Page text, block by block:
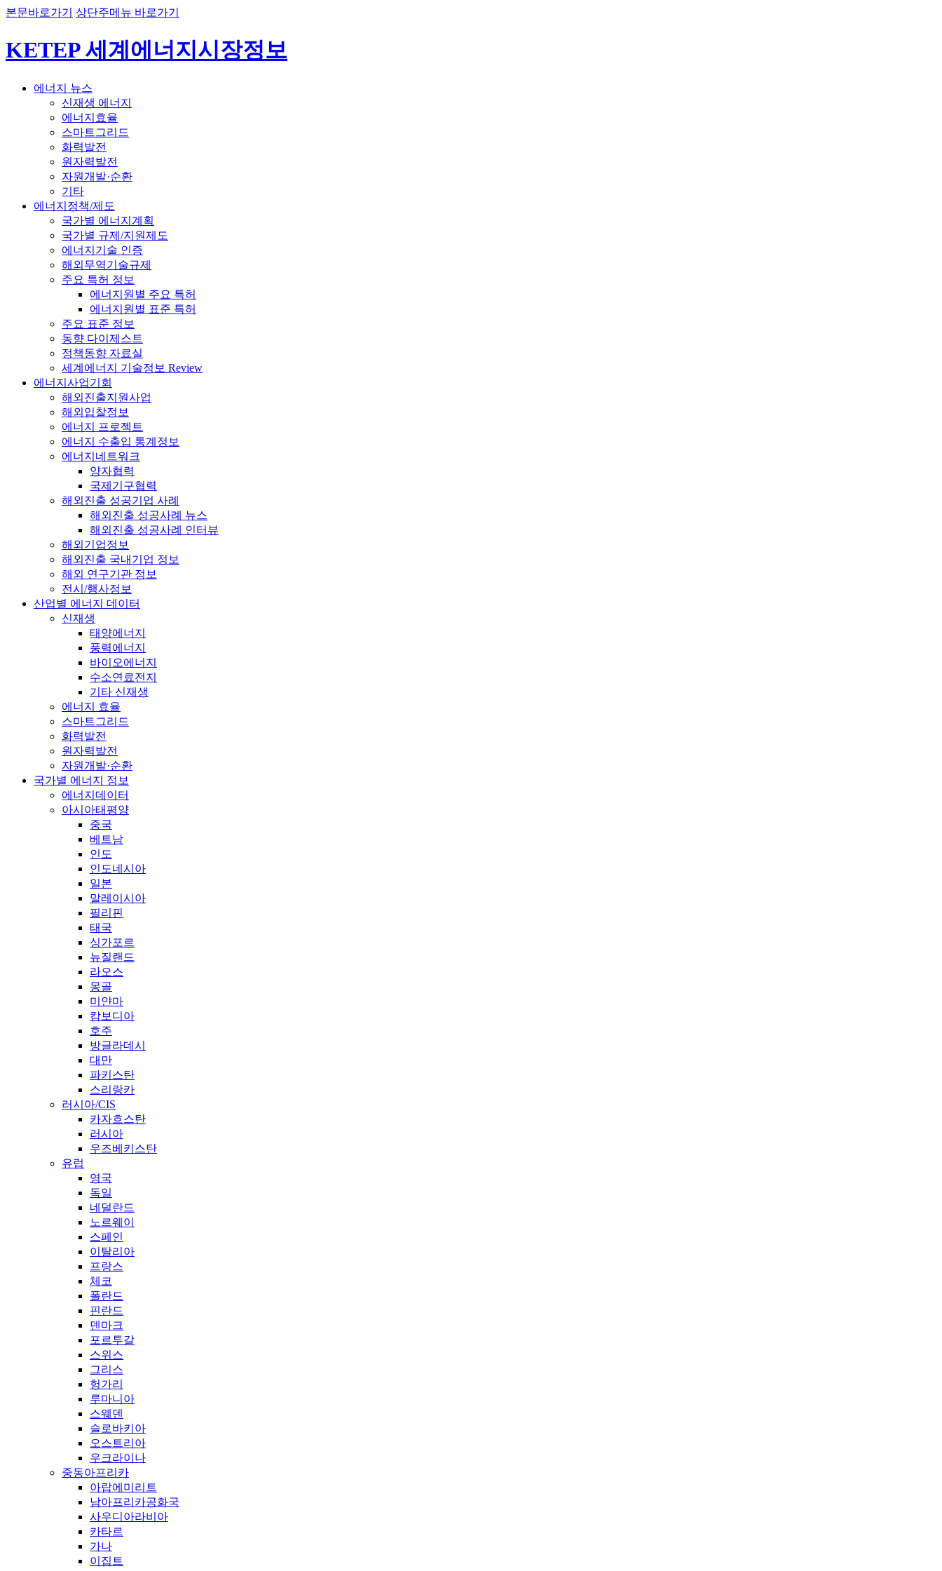
본문바로가기 상단주메뉴 바로가기
KETEP 세계에너지시장정보
에너지 뉴스
신재생 에너지
에너지효율
스마트그리드
화력발전
원자력발전
자원개발·순환
기타
에너지정책/제도
국가별 에너지계획
국가별 규제/지원제도
에너지기술 인증
해외무역기술규제
주요 특허 정보
에너지원별 주요 특허
에너지원별 표준 특허
주요 표준 정보
동향 다이제스트
정책동향 자료실
세계에너지 기술정보 Review
에너지사업기회
해외진출지원사업
해외입찰정보
에너지 프로젝트
에너지 수출입 통계정보
에너지네트워크
양자협력
국제기구협력
해외진출 성공기업 사례
해외진출 성공사례 뉴스
해외진출 성공사례 인터뷰
해외기업정보
해외진출 국내기업 정보
해외 연구기관 정보
전시/행사정보
산업별 에너지 데이터
신재생
태양에너지
풍력에너지
바이오에너지
수소연료전지
기타 신재생
에너지 효율
스마트그리드
화력발전
원자력발전
자원개발·순환
국가별 에너지 정보
에너지데이터
아시아태평양
중국
베트남
인도
인도네시아
일본
말레이시아
필리핀
태국
싱가포르
뉴질랜드
라오스
몽골
미얀마
캄보디아
호주
방글라데시
대만
파키스탄
스리랑카
러시아/CIS
카자흐스탄
러시아
우즈베키스탄
유럽
영국
독일
네덜란드
노르웨이
스페인
이탈리아
프랑스
체코
폴란드
핀란드
덴마크
포르투갈
스위스
그리스
헝가리
루마니아
스웨덴
슬로바키아
오스트리아
우크라이나
중동아프리카
아랍에미리트
남아프리카공화국
사우디아라비아
카타르
가나
이집트